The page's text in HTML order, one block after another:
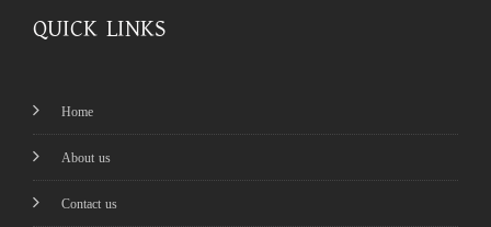
QUICK LINKS
Home
About us
Contact us